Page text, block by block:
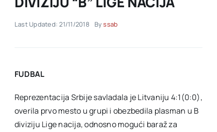
Akti SSAB
Last Updated: 21/11/2018 Byssab
FUDBAL
Reprezentacija Srbije savladala je Litvaniju 4:1(0:0),
overila prvo mesto u grupi i obezbedila plasman u B
diviziju Lige nacija, odnosno mogući baraž za